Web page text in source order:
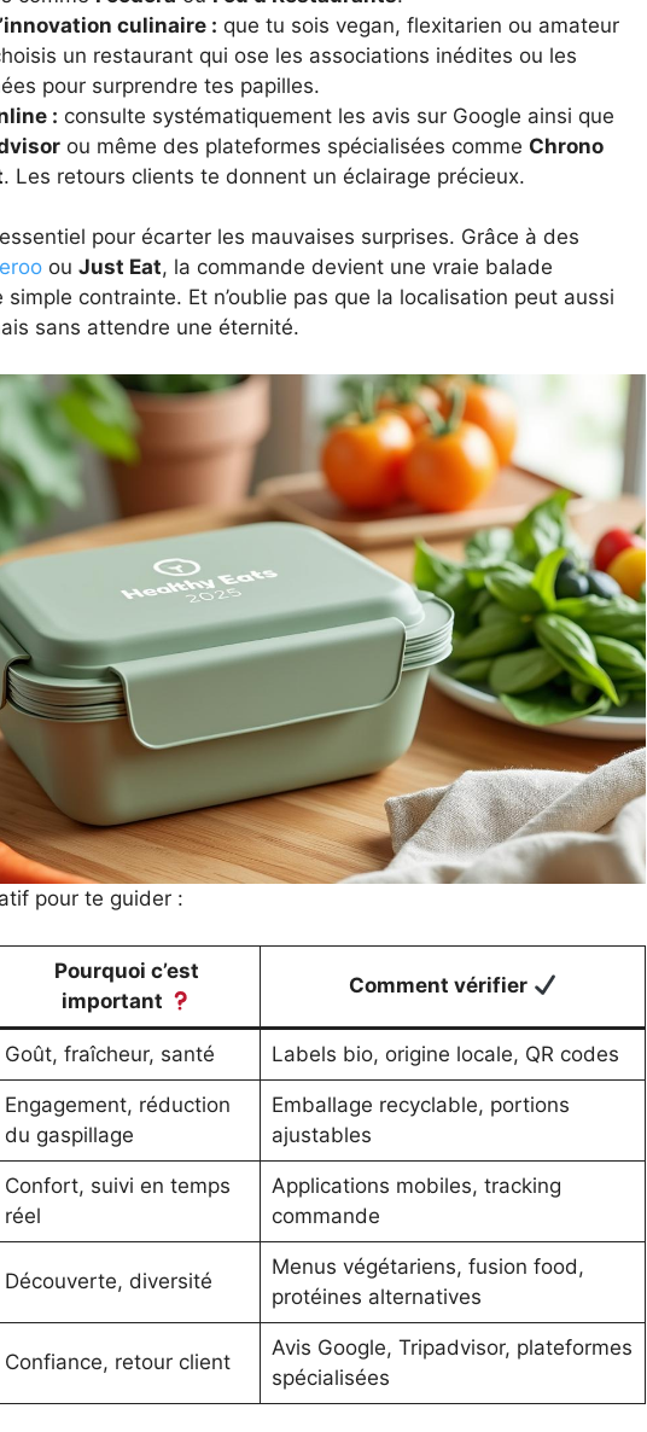
culinaire : que tu sois vegan, flexitarien ou amateur
un restaurant qui ose les associations inédites ou les
pour surprendre tes papilles.
: consulte systématiquement les avis sur Google ainsi que
ou même des plateformes spécialisées comme Chrono
. Les retours clients te donnent un éclairage précieux.
pour écarter les mauvaises surprises. Grâce à des
ou Just Eat, la commande devient une vraie balade
contrainte. Et n’oublie pas que la localisation peut aussi
sans attendre une éternité.
pour te guider :
Pourquoi c’est
important
Comment vérifier
Goût, fraîcheur, santé Labels bio, origine locale, QR codes
Engagement, réduction
du gaspillage
Emballage recyclable, portions
ajustables
Confort, suivi en temps
réel
Applications mobiles, tracking
commande
Découverte, diversité
Menus végétariens, fusion food,
protéines alternatives
Confiance, retour client
Avis Google, Tripadvisor, plateformes
spécialisées